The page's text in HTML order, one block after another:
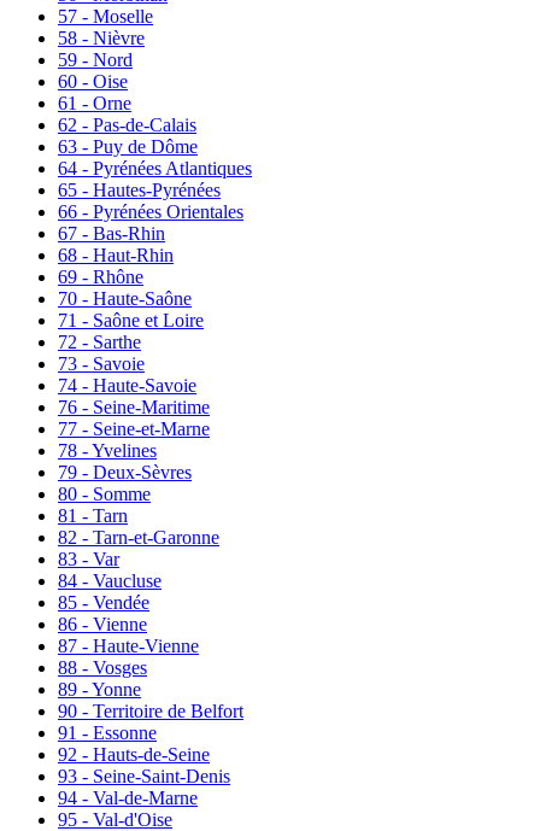
57 - Moselle
58 - Nièvre
59 - Nord
60 - Oise
61 - Orne
62 - Pas-de-Calais
63 - Puy de Dôme
64 - Pyrénées Atlantiques
65 - Hautes-Pyrénées
66 - Pyrénées Orientales
67 - Bas-Rhin
68 - Haut-Rhin
69 - Rhône
70 - Haute-Saône
71 - Saône et Loire
72 - Sarthe
73 - Savoie
74 - Haute-Savoie
76 - Seine-Maritime
77 - Seine-et-Marne
78 - Yvelines
79 - Deux-Sèvres
80 - Somme
81 - Tarn
82 - Tarn-et-Garonne
83 - Var
84 - Vaucluse
85 - Vendée
86 - Vienne
87 - Haute-Vienne
88 - Vosges
89 - Yonne
90 - Territoire de Belfort
91 - Essonne
92 - Hauts-de-Seine
93 - Seine-Saint-Denis
94 - Val-de-Marne
95 - Val-d'Oise